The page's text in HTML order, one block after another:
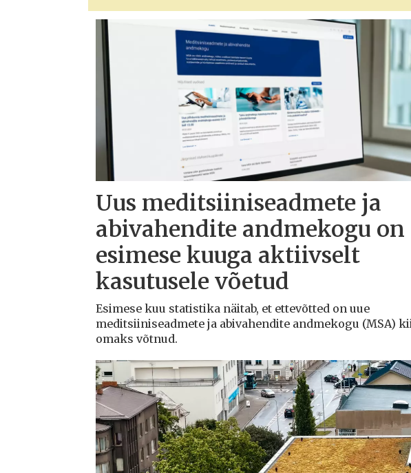
Uus meditsiiniseadmete ja
abivahendite andmekogu on
esimese kuuga aktiivselt
kasutusele võetud
Esimese kuu statistika näitab, et ettevõtted on uue
meditsiiniseadmete ja abivahendite andmekogu (MSA)
omaks võtnud.